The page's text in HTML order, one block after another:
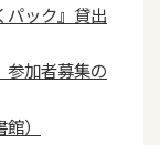
パック』貸出
参加者募集の
）